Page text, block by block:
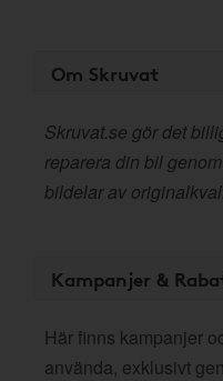
Om Skruvat
Skruvat.se gör det
reparera din bil
bildelar av
Kampanjer &
Här finns kampanjer
använda, exklusivt